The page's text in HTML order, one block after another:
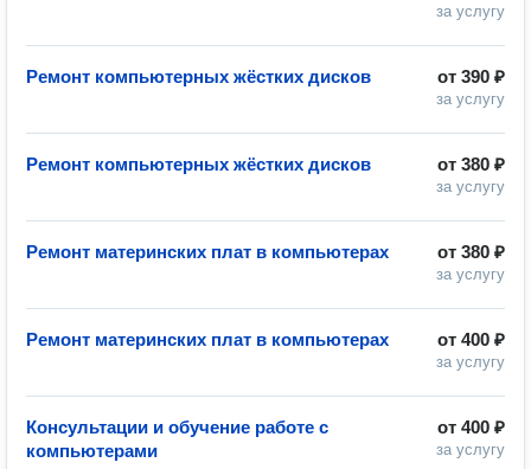
за услугу
от 390 ₽
за услугу
Ремонт компьютерных жёстких дисков
от 380 ₽
за услугу
Ремонт компьютерных жёстких дисков
от 380 ₽
за услугу
Ремонт материнских плат в компьютерах
от 400 ₽
за услугу
Ремонт материнских плат в компьютерах
от 400 ₽
за услугу
Консультации и обучение работе с
компьютерами